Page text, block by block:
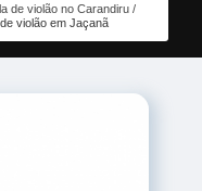
de violão no Carandiru
violão em Jaçanã